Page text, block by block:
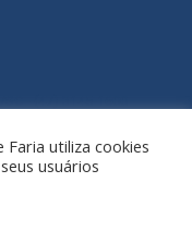
utiliza cookies
usuários